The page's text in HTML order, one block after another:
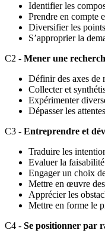
Identifier les
Prendre en compte
Diversifier les
S’approprier la
C2 - Mener une
Définir des axes de
Collecter et
Expérimenter
Dépasser les
C3 - Entreprendre et
Traduire les
Evaluer la
Engager un choix
Mettre en œuvre
Apprécier les
Mettre en forme le
C4 - Se positionner par